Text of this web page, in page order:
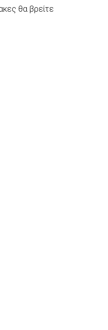
θα βρείτε